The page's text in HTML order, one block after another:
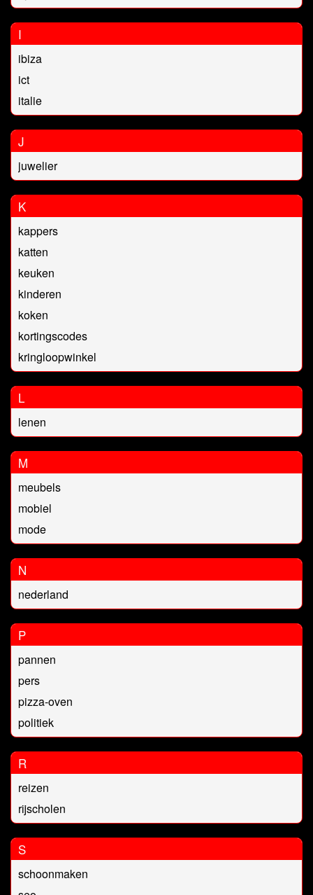
I
ibiza
ict
italie
J
juwelier
K
kappers
katten
keuken
kinderen
koken
kortingscodes
kringloopwinkel
L
lenen
M
meubels
mobiel
mode
N
nederland
P
pannen
pers
pizza-oven
politiek
R
reizen
rijscholen
S
schoonmaken